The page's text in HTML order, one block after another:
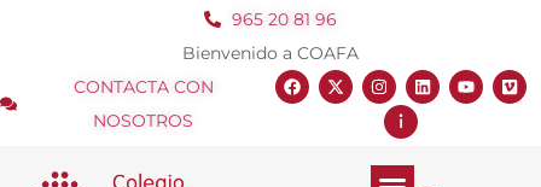
965 20 81 96
Bienvenido a COAFA
CONTACTA CON
NOSOTROS